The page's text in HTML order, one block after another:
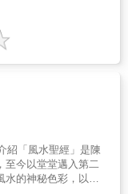
、淨天地神咒天地
、晃朗太元、八方
命、普告九天、乾羅
、侍衛吾軒、凶穢
令、太上老君律令
豪光、祖師發豪
玉女發豪光、發起
分明；一現豪光身來
現豪光透昇天、神兵
三、金剛（光）神
廣修萬劫、證吾神
紹「風水聖經」是陳
至今以堂堂邁入第二
水的神秘色彩，以最